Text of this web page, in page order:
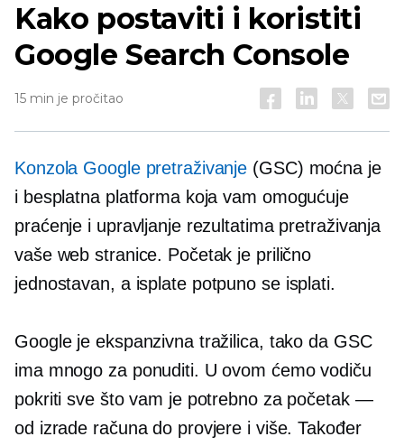
Kako postaviti i koristiti
Google Search Console
15 min je pročitao
Konzola Google pretraživanje (GSC) moćna je
i besplatna platforma koja vam omogućuje
praćenje i upravljanje rezultatima pretraživanja
vaše web stranice. Početak je prilično
jednostavan, a isplatepotpuno se isplati.
Google je ekspanzivna tražilica, tako da GSC
ima mnogo za ponuditi. U ovom ćemo vodiču
pokriti sve što vam je potrebno za početak —
od izrade računa do provjere i više. Također